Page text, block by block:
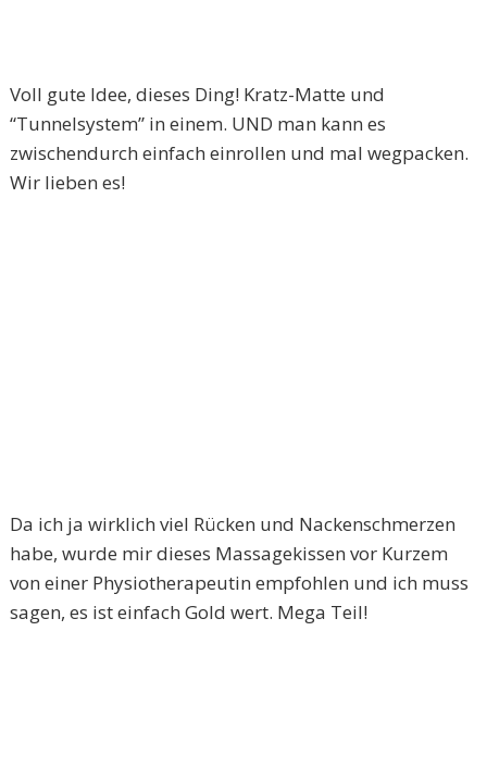
Voll gute Idee, dieses Ding! Kratz-Matte und
“Tunnelsystem” in einem. UND man kann es
zwischendurch einfach einrollen und mal wegpacken.
Wir lieben es!
Da ich ja wirklich viel Rücken und Nackenschmerzen
habe, wurde mir dieses Massagekissen vor Kurzem
von einer Physiotherapeutin empfohlen und ich muss
sagen, es ist einfach Gold wert. Mega Teil!